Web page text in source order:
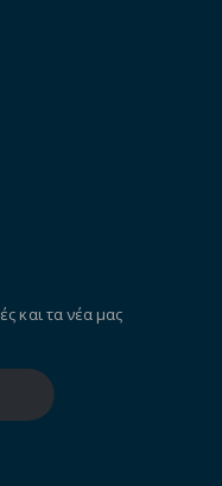
και τα νέα μας